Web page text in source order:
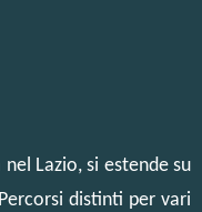
Lazio, si estende su
distinti per vari